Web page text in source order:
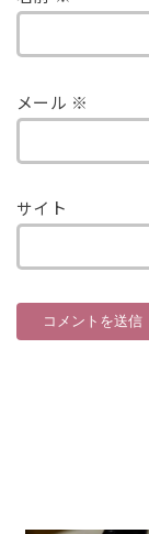
メール ※
サイト